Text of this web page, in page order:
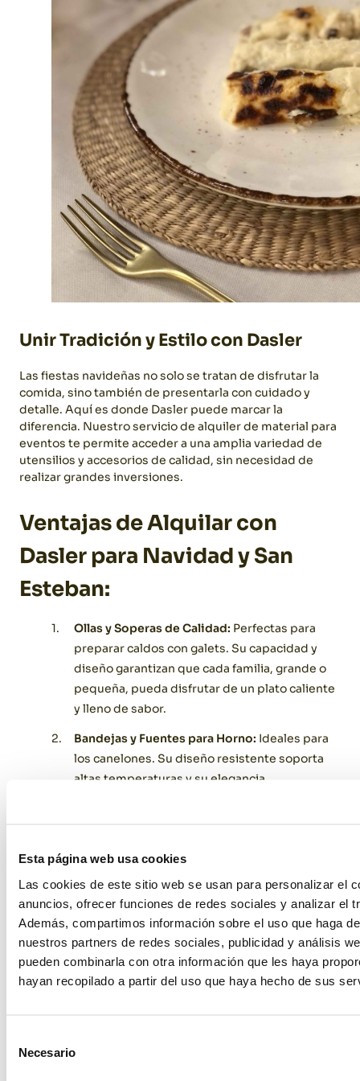
Esta página web usa cookies
Las cookies de este sitio web se usan para personalizar el
anuncios, ofrecer funciones de redes sociales y analizar el
Además, compartimos información sobre el uso que haga
nuestros partners de redes sociales, publicidad y análisis
pueden combinarla con otra información que les haya
hayan recopilado a partir del uso que haya hecho de sus
Necesario
Unir Tradición y Estilo con Dasler
Las fiestas navideñas no solo se tratan de disfrutar la
comida, sino también de presentarla con cuidado y
detalle. Aquí es donde Dasler puede marcar la
diferencia. Nuestro servicio de alquiler de material para
eventos te permite acceder a una amplia variedad de
utensilios y accesorios de calidad, sin necesidad de
realizar grandes inversiones.
Ventajas de Alquilar con
Dasler para Navidad y San
Esteban:
Ollas y Soperas de Calidad: Perfectas para
preparar caldos con galets. Su capacidad y
diseño garantizan que cada familia, grande o
pequeña, pueda disfrutar de un plato caliente
y lleno de sabor.
Bandejas y Fuentes para Horno: Ideales para
los canelones. Su diseño resistente soporta
altas temperaturas y su elegancia
espacio digno de una celebración navideña
inolvidable.
Sostenibilidad:Alquilar en lugar de comprar
no solo es práctico, sino también respetuoso
con el medio ambiente, ya que reduces el
Consejos para Organizar tu